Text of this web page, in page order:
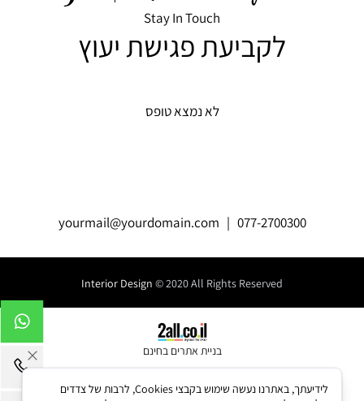
Stay In Touch
לקביעת פגישת יעוץ
לא נמצא טופס
yourmail@yourdomain.com | 077-2700300
Interior Design © 2020 All Rights Reserved
בניית אתרים בחינם
לידיעתך, באתרנו נעשה שימוש בקבצי Cookies, לרבות של צדדים